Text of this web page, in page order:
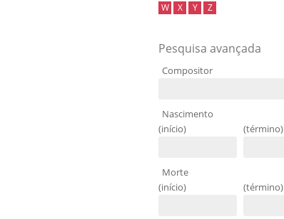
W
X Y Z
Pesquisa avançada
Compositor
Nascimento
(início)
(término)
Morte
(início)
(término)